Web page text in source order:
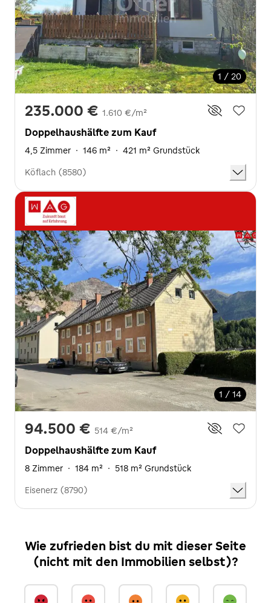
1 / 20
235.000 € 1.610 €/m²
Doppelhaushälfte zum Kauf
4,5 Zimmer · 146 m² · 421 m² Grundstück
Köflach (8580)
1 / 14
94.500 € 514 €/m²
Doppelhaushälfte zum Kauf
8 Zimmer · 184 m² · 518 m² Grundstück
Eisenerz (8790)
Wie zufrieden bist du mit dieser Seite
(nicht mit den Immobilien selbst)?